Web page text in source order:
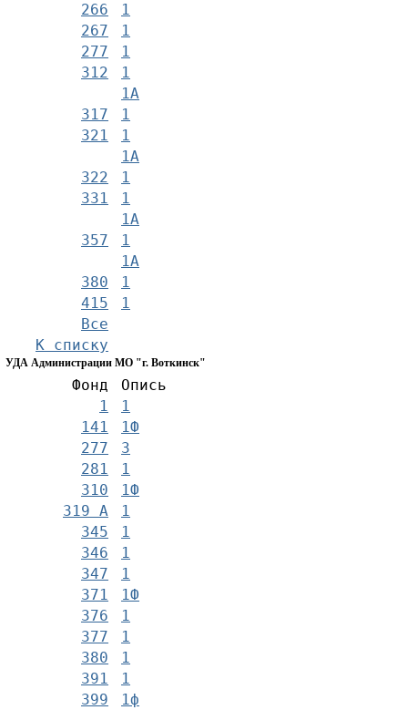
266
1
267
1
277
1
312
1
1А
317
1
321
1
1А
322
1
331
1
1А
357
1
1А
380
1
415
1
Все
К списку
УДА Администрации МО "г. Воткинск"
Фонд
Опись
1
1
141
1Ф
277
3
281
1
310
1Ф
319 А
1
345
1
346
1
347
1
371
1Ф
376
1
377
1
380
1
391
1
399
1ф